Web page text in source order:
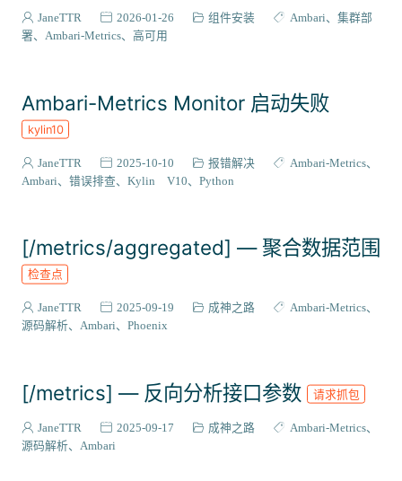
Ambari-Metrics Kafka Spark Hive Tez
CentOS Stack集成 插件扩展 二次开发 源码编译
RPM
Bigtop-select Ubuntu WebApp OpenAPI 监控运维
Rocky Linux Grafana Infinity
DolphinScheduler Doris Hudi Ozone Paimon
Superset
JaneTTR 2026-01-26 组件安装 Ambari
集群部
署
Ambari-Metrics 高可用
Ambari-Metrics Monitor 启动失败
kylin10
JaneTTR 2025-10-10 报错解决
Ambari-Metrics
Ambari
错误排查 Kylin V10 Python
[/metrics/aggregated] — 聚合数据范围
检查点
JaneTTR 2025-09-19 成神之路
Ambari-Metrics
源码解析
Ambari Phoenix
[/metrics] — 反向分析接口参数 请求抓包
JaneTTR 2025-09-17 成神之路
Ambari-Metrics
源码解析
Ambari